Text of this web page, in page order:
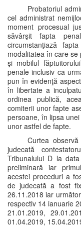
Probatoriul
cel administrat
moment procesual
săvârşit fapta
circumstanţiază
modalitatea în care
şi mobilul
penale inclusiv ca
pun în evidenţă
în libertate a
ordinea publică,
comiterii unor fapte
persoane, în lipsa
unor astfel de fapte.
Curtea
judecată
Tribunalului D la
preliminară iar
acestei proceduri a
de judecată a fost
26.11.2018 iar
respectiv 14 ianuarie
21.01.2019,
01.04.2019,